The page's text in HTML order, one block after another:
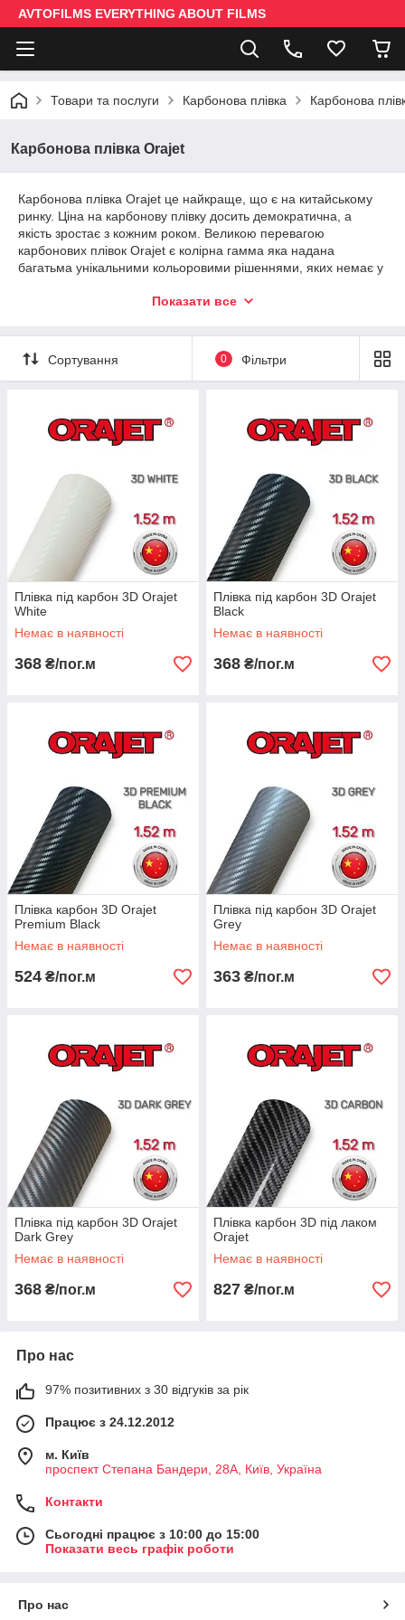
AVTOFILMS EVERYTHING ABOUT FILMS
Товари та послуги Карбонова плівка Карбонова
Карбонова плівка Orajet
Карбонова плівка Orajet це найкраще, що є на китайському
ринку. Ціна на карбонову плівку досить демократична, а
якість зростає з кожним роком. Великою перевагою
карбонових плівок Orajet є колірна гамма яка надана
багатьма унікальними кольоровими рішеннями, яких немає у
можете не тільки прикрасити свій автомобіль, а й приховати
застосування карбонової плівки не обмежується на
автомобілях, що дані плівки застосовують в дизайні
інтер'єрів, декорування побутової техніки і гаджетів.
Показати все
Сортування 0 Фільтри
Плівка під карбон 3D Orajet
White
Немає в наявності
368 ₴/пог.м
Плівка під карбон 3D Orajet
Black
Немає в наявності
368 ₴/пог.м
Плівка карбон 3D Orajet
Premium Black
Немає в наявності
524 ₴/пог.м
Плівка під карбон 3D Orajet
Grey
Немає в наявності
363 ₴/пог.м
Плівка під карбон 3D Orajet
Dark Grey
Немає в наявності
368 ₴/пог.м
Плівка карбон 3D під лаком
Orajet
Немає в наявності
827 ₴/пог.м
Про нас
97% позитивних з 30 відгуків за рік
Працює з 24.12.2012
м. Київ
проспект Степана Бандери, 28А, Київ, Україна
Контакти
Сьогодні працює з 10:00 до 15:00
Показати весь графік роботи
Про нас